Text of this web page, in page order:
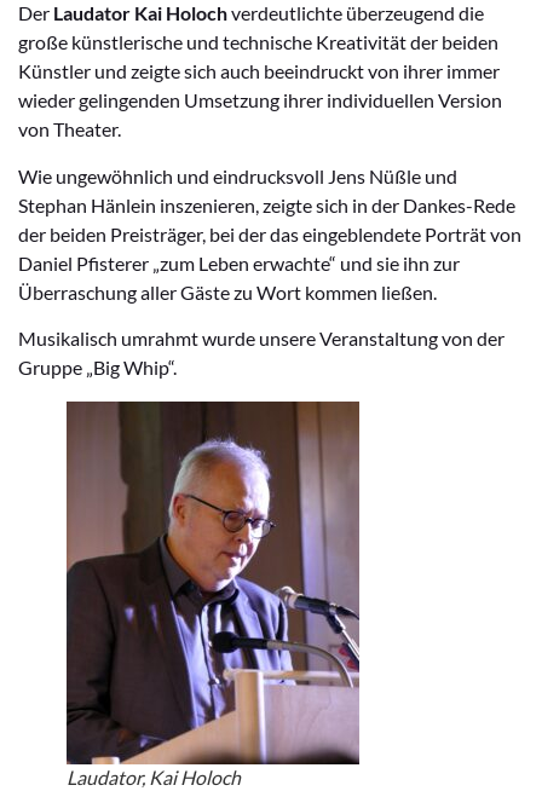
Der Laudator Kai Holochverdeutlichte überzeugend die
große künstlerische und technische Kreativität der beiden
Künstler und zeigte sich auch beeindruckt von ihrer immer
wieder gelingenden Umsetzung ihrer individuellen Version
von Theater.
Wie ungewöhnlich und eindrucksvoll Jens Nüßle und
Stephan Hänlein inszenieren, zeigte sich in der Dankes-Rede
der beiden Preisträger, bei der das eingeblendete Porträt von
Daniel Pfisterer „zum Leben erwachte“ und sie ihn zur
Überraschung aller Gäste zu Wort kommen ließen.
Musikalisch umrahmt wurde unsere Veranstaltung von der
Gruppe „Big Whip“.
Laudator, Kai Holoch